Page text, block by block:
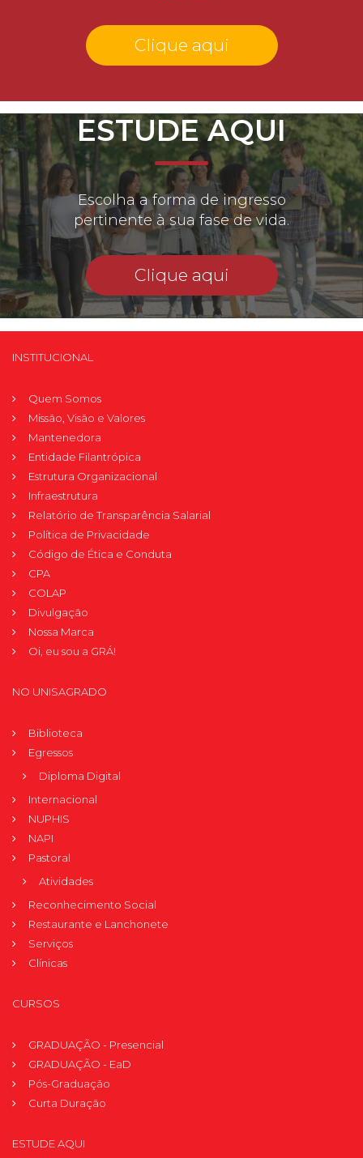
Clique aqui
ESTUDE AQUI
Escolha a forma de ingresso
pertinente à sua fase de vida.
Clique aqui
INSTITUCIONAL
Quem Somos
Missão, Visão e Valores
Mantenedora
Entidade Filantrópica
Estrutura Organizacional
Infraestrutura
Relatório de Transparência Salarial
Política de Privacidade
Código de Ética e Conduta
CPA
COLAP
Divulgação
Nossa Marca
Oi, eu sou a GRÁ!
NO UNISAGRADO
Biblioteca
Egressos
Diploma Digital
Internacional
NUPHIS
NAPI
Pastoral
Atividades
Reconhecimento Social
Restaurante e Lanchonete
Serviços
Clínicas
CURSOS
GRADUAÇÃO - Presencial
GRADUAÇÃO - EaD
Pós-Graduação
Curta Duração
ESTUDE AQUI